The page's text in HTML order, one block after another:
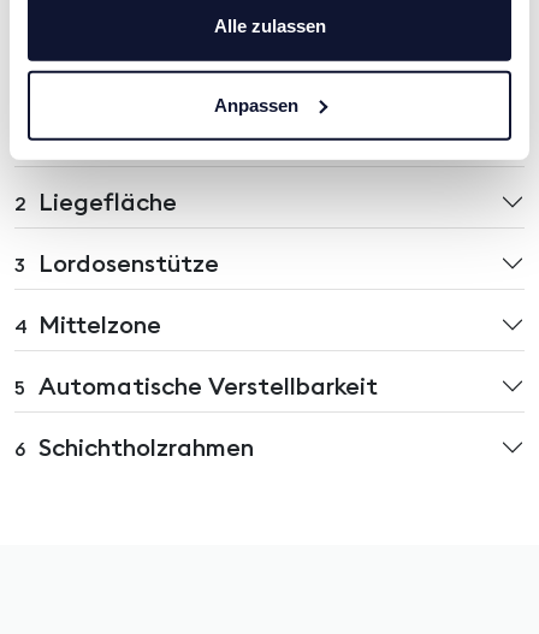
Alle zulassen
Anpassen
Schulterzone
2 Liegefläche
3 Lordosenstütze
4 Mittelzone
5 Automatische Verstellbarkeit
6 Schichtholzrahmen